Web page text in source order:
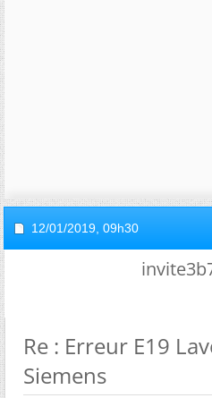
12/01/2019, 09h30
Re : Erreur E19
Siemens